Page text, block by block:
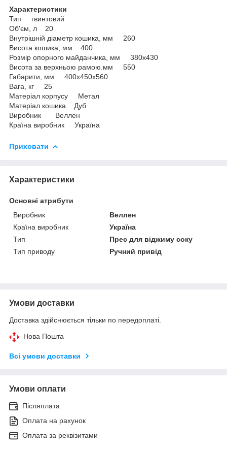
Характеристики
Тип гвинтовий
Об'єм, л 20
Внутрішній діаметр кошика, мм 260
Висота кошика, мм 400
Розмір опорного майданчика, мм 380x430
Висота за верхньою рамою.мм 550
Габарити, мм 400x450x560
Вага, кг 25
Матеріал корпусу Метал
Матеріал кошика Дуб
Виробник Веллен
Країна виробник Україна
Приховати
Характеристики
Основні атрибути
Виробник
Веллен
Країна виробник
Україна
Тип
Прес для віджиму соку
Тип приводу
Ручний привід
Умови доставки
Доставка здійснюється тільки по передоплаті.
Нова Пошта
Всі умови доставки
Умови оплати
Післяплата
Оплата на рахунок
Оплата за реквізитами